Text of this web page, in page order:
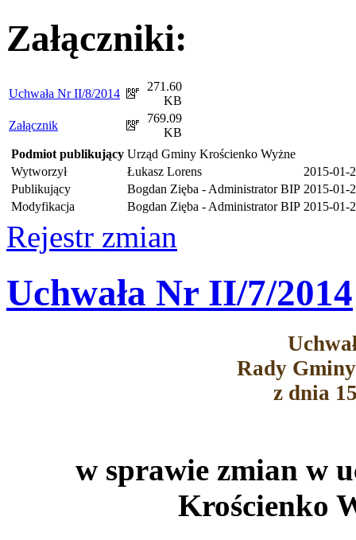
Załączniki:
Uchwała Nr II/8/2014
271.60
KB
Załącznik
769.09
KB
Podmiot publikujący Urząd Gminy Krościenko Wyżne
Wytworzył
Łukasz Lorens
2015-01-
Publikujący
Bogdan Zięba - Administrator BIP 2015-01-
Modyfikacja
Bogdan Zięba - Administrator BIP 2015-01-
Rejestr zmian
Uchwała Nr II/7/2014
Rady
z dnia
w sprawie zmian w
Krościenko